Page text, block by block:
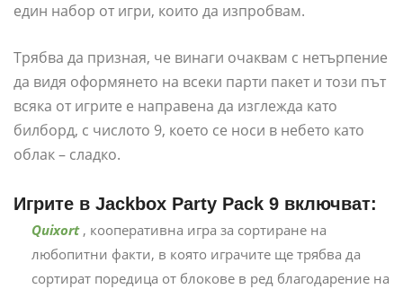
един набор от игри, които да изпробвам.
Трябва да призная, че винаги очаквам с нетърпение
да видя оформянето на всеки парти пакет и този път
всяка от игрите е направена да изглежда като
билборд, с числото 9, което се носи в небето като
облак – сладко.
Игрите в Jackbox Party Pack 9 включват:
Quixort , кооперативна игра за сортиране на
любопитни факти, в която играчите ще трябва да
сортират поредица от блокове в ред благодарение на